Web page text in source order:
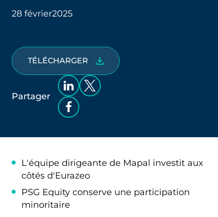
28 février2025
TÉLÉCHARGER
Partager
L'équipe dirigeante de Mapal investit aux
côtés d'Eurazeo
PSG Equity conserve une participation
minoritaire